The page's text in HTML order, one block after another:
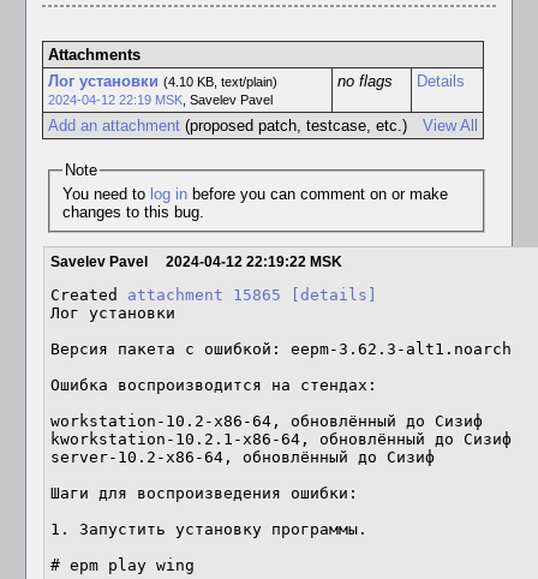
Attachments
Лог установки (4.10 KB, text/plain)
2024-04-12 22:19 MSK, Savelev Pavel
no flags Details
View All
Add an attachment(proposed patch, testcase, etc.)
Note
You need to log inbefore you can comment on or make
changes to this bug.
Savelev Pavel 2024-04-12 22:19:22 MSK
Created attachment 15865
[details]
Лог установки
Версия пакета с ошибкой: eepm-3.62.3-alt1.noarch
Ошибка воспроизводится на стендах:
workstation-10.2-x86-64, обновлённый до Сизиф
kworkstation-10.2.1-x86-64, обновлённый до Сизиф
server-10.2-x86-64, обновлённый до Сизиф
Шаги для воспроизведения ошибки:
1. Запустить установку программы.
# epm play wing